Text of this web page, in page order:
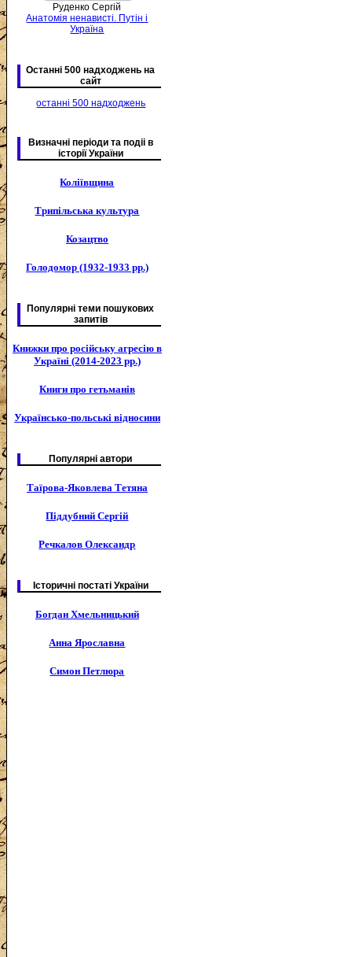
Руденко Сергій
Анатомія ненависті. Путін і
Україна
Останні 500 надходжень на
сайт
останні 500 надходжень
Визначні періоди та подіі в
історії України
Коліївщина
Трипільська культура
Козацтво
Голодомор (1932-1933 рр.)
Популярні теми пошукових
запитів
Книжки про російську агресію в
Україні (2014-2023 рр.)
Книги про гетьманів
Українсько-польські відносини
Популярні автори
Таїрова-Яковлева Тетяна
Піддубний Сергій
Речкалов Олександр
Історичні постаті України
Богдан Хмельницький
Анна Ярославна
Симон Петлюра